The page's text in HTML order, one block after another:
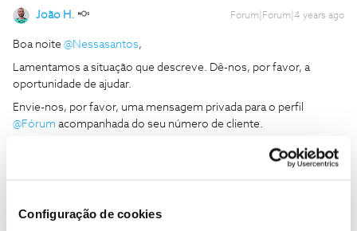
Configuração de cookies
João H. Forum|Forum|4 years ago
Boa noite @Nessasantos,
Lamentamos a situação que descreve. Dê-nos, por favor, a
oportunidade de ajudar.
Envie-nos, por favor, uma mensagem privada para o perfil
@Fórum acompanhada do seu número de cliente.
como "Melhor Resposta" e faça "Like" nos melhores comentários.